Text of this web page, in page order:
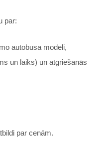
par:
autobusa modeli,
un laiks) un atgriešanās
par cenām.